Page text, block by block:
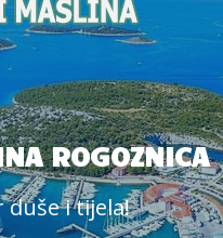
ROGOZNICA
duše i tijela!